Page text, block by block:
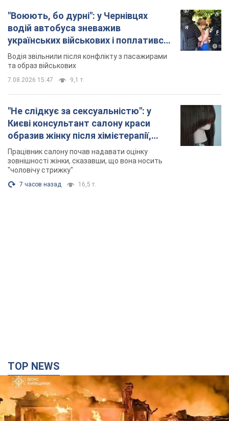
"Воюють, бо дурні": у Чернівцях
водій автобуса зневажив
українських військових і поплатився.
Відео
Водія звільнили після конфлікту з пасажирами
та образ військових
7.08.2026 15:47 9,1 т.
"Не слідкує за сексуальністю": у
Києві консультант салону краси
образив жінку після хімієтерапії,
розгорівся скандал. Фото
Працівник салону почав надавати оцінку
зовнішності жінки, сказавши, що вона носить
"чоловічу стрижку"
7 часов назад 16,5 т.
TOP NEWS